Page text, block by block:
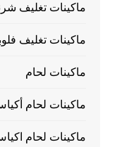
ماكينات تغليف
ماكينات تغليف
ماكينات لحام
ماكينات لحام
ماكينات لحام